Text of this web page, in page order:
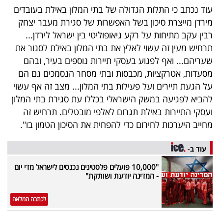
עוד נכתב כי התלות הגדולה של בתי המלון באילת בעובדים
מירדן מייצרת סיכון בשל האפשרות של סגירת מעבר יצחק
רבין עקב מתיחות על רקע גיאופוליטי בין ישראל לירדן...
תרחיש מעין זה עשוי לאלץ את בתי המלון באילת לסגור את
שעריהם... ואף לפגוע בעסקי תיירות נוספים בעיר, ובהם
מסעדות, אטרקציות, מכבסות ובתי מסחר הנסמכים גם הם
על הגעת תיירים ועל פעילות בתי המלון... מצב זה אף עשוי
להביא לפגיעה במשק הישראלי בכללו עת סגירת בתי המלון
ועסקי התיירות באילת תגרום לאלפי מובטלים. תרחיש זה
מחייב היערכות לחירום כדי להפחית את הסיכון הטמון בו".
עוד ב-
"10,000 פועלים פלסטינים נכנסים לישראל מדי יום
- המדינה יודעת ושותקת"
לכתבה המלאה